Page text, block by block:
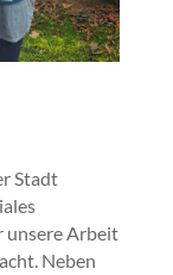
Stadt
unsere Arbeit
Neben